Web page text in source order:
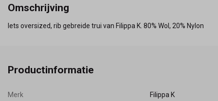
Omschrijving
Iets oversized, rib gebreide trui van Filippa K. 80% Wol, 20% Nylon
Productinformatie
Merk Filippa K